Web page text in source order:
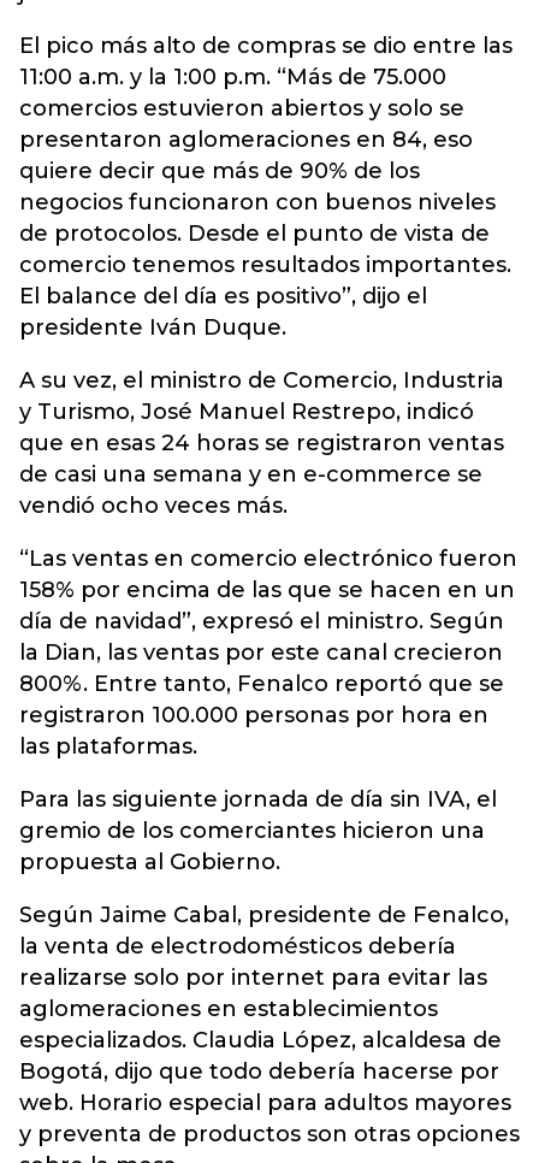
El pico más alto de compras se dio entre las
11:00 a.m. y la 1:00 p.m. “Más de 75.000
comercios estuvieron abiertos y solo se
presentaron aglomeraciones en 84, eso
quiere decir que más de 90% de los
negocios funcionaron con buenos niveles
de protocolos. Desde el punto de vista de
comercio tenemos resultados importantes.
El balance del día es positivo”, dijo el
presidente Iván Duque.
A su vez, el ministro de Comercio, Industria
y Turismo, José Manuel Restrepo, indicó
que en esas 24 horas se registraron ventas
de casi una semana y en e-commerce se
vendió ocho veces más.
“Las ventas en comercio electrónico fueron
158% por encima de las que se hacen en un
día de navidad”, expresó el ministro. Según
la Dian, las ventas por este canal crecieron
800%. Entre tanto, Fenalco reportó que se
registraron 100.000 personas por hora en
las plataformas.
Para las siguiente jornada de día sin IVA, el
gremio de los comerciantes hicieron una
propuesta al Gobierno.
Según Jaime Cabal, presidente de Fenalco,
la venta de electrodomésticos debería
realizarse solo por internet para evitar las
aglomeraciones en establecimientos
especializados. Claudia López, alcaldesa de
Bogotá, dijo que todo debería hacerse por
web. Horario especial para adultos mayores
y preventa de productos son otras opciones